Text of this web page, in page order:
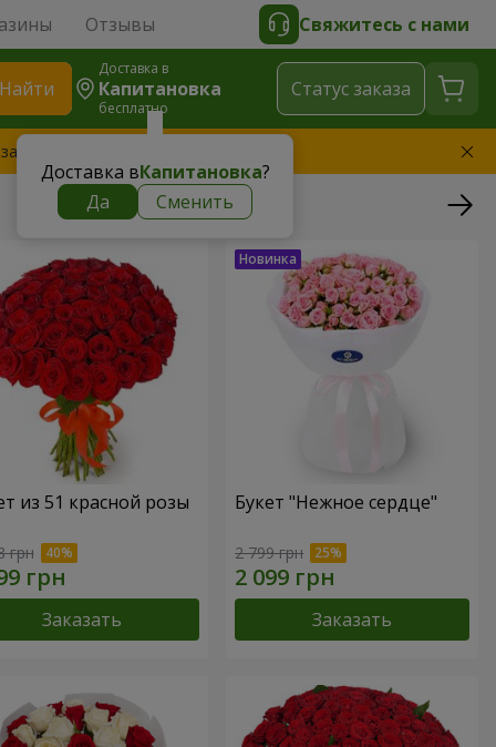
Отзывы Свяжитесь с нами
Найти
Доставка в
Капитановка
бесплатно
Доставка вКапитановка?
Да
Сменить
Cтатус заказа
букет
из 51 красной розы
грн
Заказать
Букет "Нежное сердце"
2 799 грн
Заказать